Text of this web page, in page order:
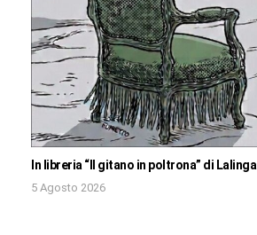
In libreria “Il gitano in poltrona” di Lalinga
5 Agosto 2026